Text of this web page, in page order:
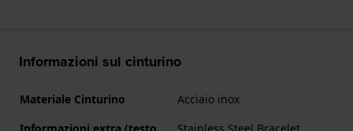
Informazioni sul cinturino
Materiale Cinturino
Acciaio inox